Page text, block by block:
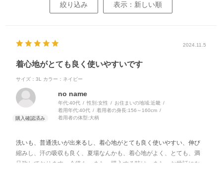
絞り込み 表示：新しい順
2024.11.5
着心地がとても良く使いやすいです
サイズ：3L カラー：ネイビー
no name
年代:40代 性別:女性 お住まいの地域:近畿
着用年代:40代 着用者の身長:156～160cm
着用者の体型:大柄
洗いも、普通洗いが出来るし、着心地がとても良く使いやすい、伸び
縮みし、汗の吸収も良く、夏場なんかも、着心地がよく、とても、満
足致しております。今後も、また、購入する時は、また、お世話にな